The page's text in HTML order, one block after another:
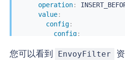
operation:
value:
config:
config:
name: myfilter
您可以看到 EnvoyFilter